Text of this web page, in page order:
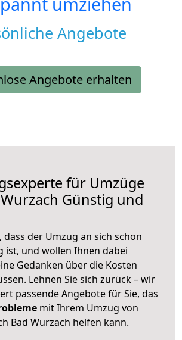
Angebote
Angebote erhalten
für Umzüge
Günstig und
dass der Umzug an sich schon
ist, und wollen Ihnen dabei
Gedanken über die Kosten
Lehnen Sie sich zurück – wir
passende Angebote für Sie, das
mit Ihrem Umzug von
Bad Wurzach helfen kann.